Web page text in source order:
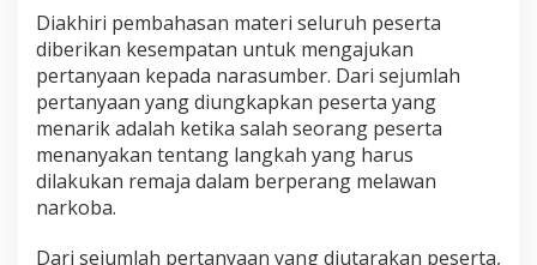
Diakhiri pembahasan materi seluruh peserta
diberikan kesempatan untuk mengajukan
pertanyaan kepada narasumber. Dari sejumlah
pertanyaan yang diungkapkan peserta yang
menarik adalah ketika salah seorang peserta
menanyakan tentang langkah yang harus
dilakukan remaja dalam berperang melawan
narkoba.
Dari sejumlah pertanyaan yang diutarakan peserta,